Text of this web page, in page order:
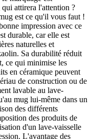
attirera l'attention ?
est ce qu'il vous faut !
impression avec ce
durable, car elle est
naturelles et
Sa durabilité réduit
ce qui minimise les
en céramique peuvent
de construction ou de
lavable au lave-
mug lui-même dans un
des différents
des produits de
d'un lave-vaisselle
L'avantage des